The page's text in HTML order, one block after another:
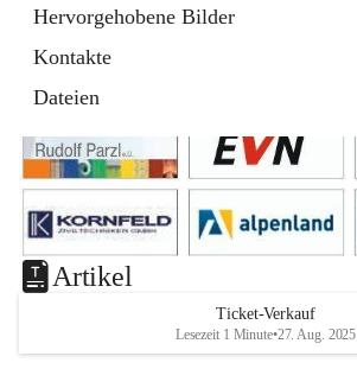
Hervorgehobene Bilder
Kontakte
Dateien
Artikel
Ticket-Verkauf
Lesezeit 1 Minute•27. Aug. 2025